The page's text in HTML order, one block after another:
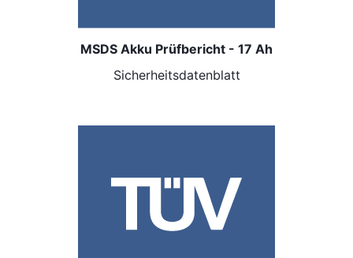
MSDS Akku Prüfbericht - 17 Ah
Sicherheitsdatenblatt